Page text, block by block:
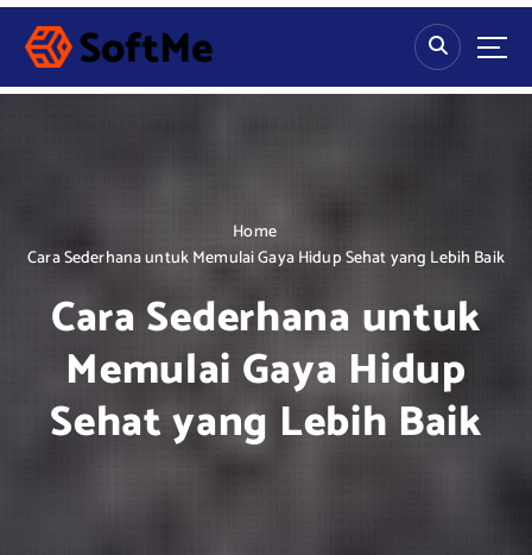
S
p
Home
Cara Sederhana untuk Memulai Gaya Hidup Sehat yang Lebih Baik
Cara Sederhana untuk
Memulai Gaya Hidup
Sehat yang Lebih Baik